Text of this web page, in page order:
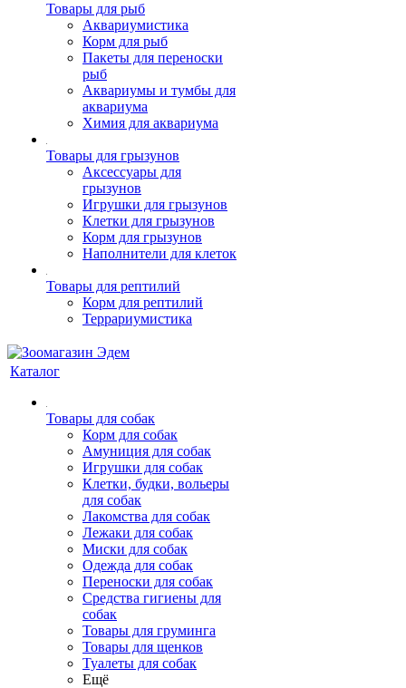
Товары для рыб
Аквариумистика
Корм для рыб
Пакеты для переноски
рыб
Аквариумы и тумбы для
аквариума
Химия для аквариума
Товары для грызунов
Аксессуары для
грызунов
Игрушки для грызунов
Клетки для грызунов
Корм для грызунов
Наполнители для клеток
Товары для рептилий
Корм для рептилий
Террариумистика
Каталог
Товары для собак
Корм для собак
Амуниция для собак
Игрушки для собак
Клетки, будки, вольеры
для собак
Лакомства для собак
Лежаки для собак
Миски для собак
Одежда для собак
Переноски для собак
Средства гигиены для
собак
Товары для груминга
Товары для щенков
Туалеты для собак
Ещё